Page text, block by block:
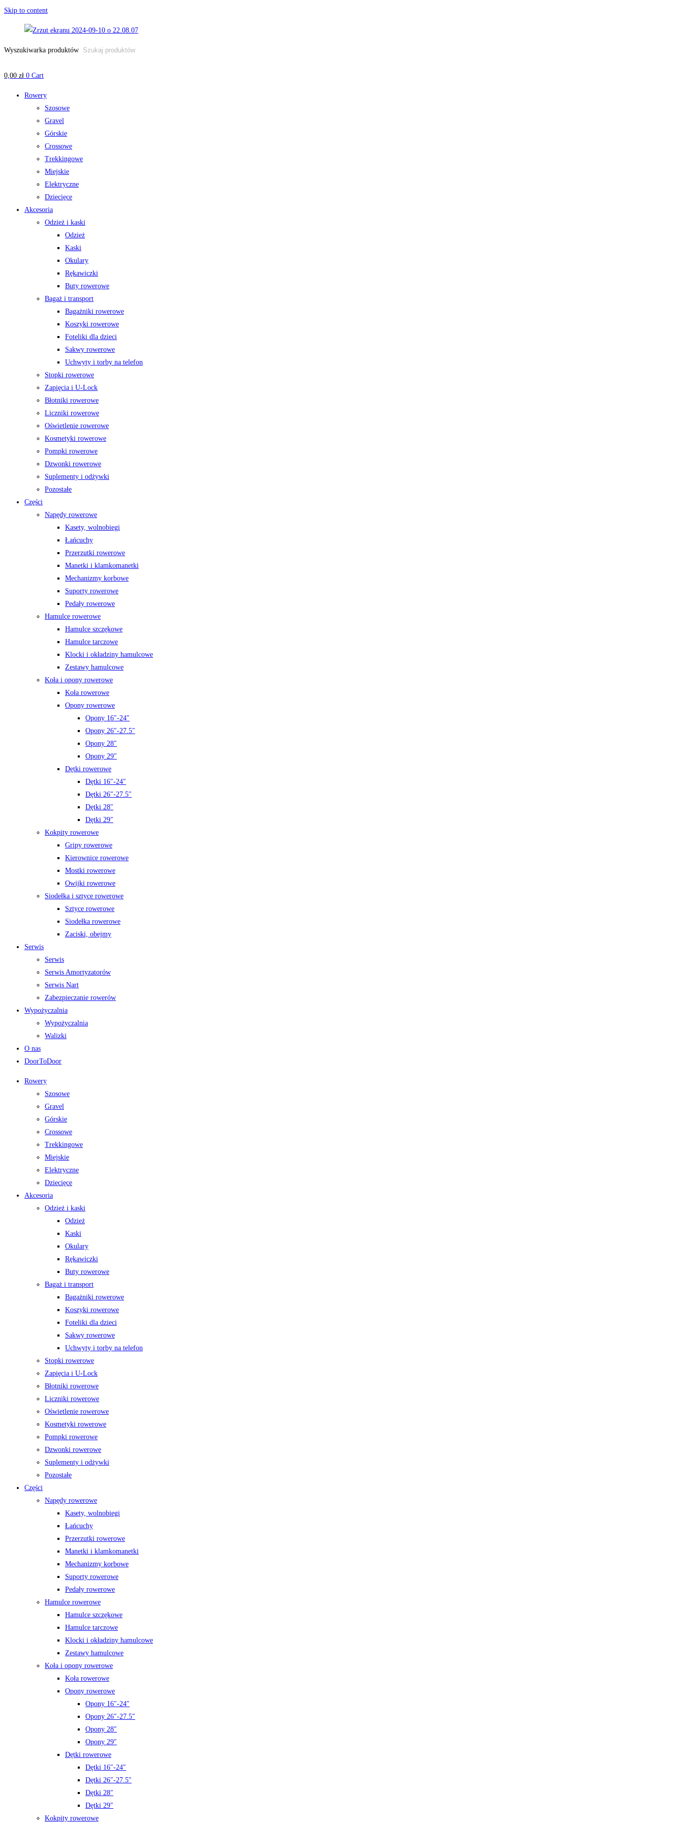
Skip to content
Wyszukiwarka produktów
0,00 zł 0 Cart
Rowery
Szosowe
Gravel
Górskie
Crossowe
Trekkingowe
Miejskie
Elektryczne
Dziecięce
Akcesoria
Odzież i kaski
Odzież
Kaski
Okulary
Rękawiczki
Buty rowerowe
Bagaż i transport
Bagażniki rowerowe
Koszyki rowerowe
Foteliki dla dzieci
Sakwy rowerowe
Uchwyty i torby na telefon
Stopki rowerowe
Zapięcia i U-Lock
Błotniki rowerowe
Liczniki rowerowe
Oświetlenie rowerowe
Kosmetyki rowerowe
Pompki rowerowe
Dzwonki rowerowe
Suplementy i odżywki
Pozostałe
Części
Napędy rowerowe
Kasety, wolnobiegi
Łańcuchy
Przerzutki rowerowe
Manetki i klamkomanetki
Mechanizmy korbowe
Suporty rowerowe
Pedały rowerowe
Hamulce rowerowe
Hamulce szczękowe
Hamulce tarczowe
Klocki i okładziny hamulcowe
Zestawy hamulcowe
Koła i opony rowerowe
Koła rowerowe
Opony rowerowe
Opony 16″-24″
Opony 26″-27.5″
Opony 28″
Opony 29″
Dętki rowerowe
Dętki 16″-24″
Dętki 26″-27.5″
Dętki 28″
Dętki 29″
Kokpity rowerowe
Gripy rowerowe
Kierownice rowerowe
Mostki rowerowe
Owijki rowerowe
Siodełka i sztyce rowerowe
Sztyce rowerowe
Siodełka rowerowe
Zaciski, obejmy
Serwis
Serwis
Serwis Amortyzatorów
Serwis Nart
Zabezpieczanie rowerów
Wypożyczalnia
Wypożyczalnia
Walizki
O nas
DoorToDoor
Rowery
Szosowe
Gravel
Górskie
Crossowe
Trekkingowe
Miejskie
Elektryczne
Dziecięce
Akcesoria
Odzież i kaski
Odzież
Kaski
Okulary
Rękawiczki
Buty rowerowe
Bagaż i transport
Bagażniki rowerowe
Koszyki rowerowe
Foteliki dla dzieci
Sakwy rowerowe
Uchwyty i torby na telefon
Stopki rowerowe
Zapięcia i U-Lock
Błotniki rowerowe
Liczniki rowerowe
Oświetlenie rowerowe
Kosmetyki rowerowe
Pompki rowerowe
Dzwonki rowerowe
Suplementy i odżywki
Pozostałe
Części
Napędy rowerowe
Kasety, wolnobiegi
Łańcuchy
Przerzutki rowerowe
Manetki i klamkomanetki
Mechanizmy korbowe
Suporty rowerowe
Pedały rowerowe
Hamulce rowerowe
Hamulce szczękowe
Hamulce tarczowe
Klocki i okładziny hamulcowe
Zestawy hamulcowe
Koła i opony rowerowe
Koła rowerowe
Opony rowerowe
Opony 16″-24″
Opony 26″-27.5″
Opony 28″
Opony 29″
Dętki rowerowe
Dętki 16″-24″
Dętki 26″-27.5″
Dętki 28″
Dętki 29″
Kokpity rowerowe